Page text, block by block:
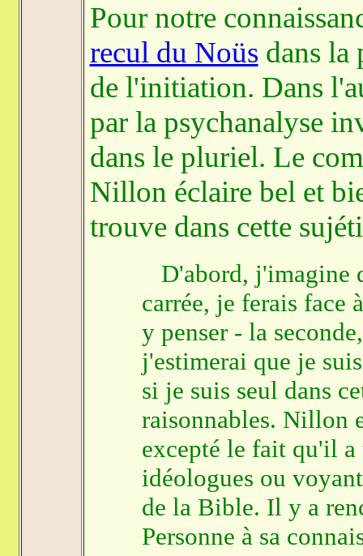
Pour notre
recul du Noüs dans la
de l'initiation. Dans
par la psychanalyse
dans le pluriel. Le
Nillon éclaire bel et
trouve dans cette
D'abord, j'imagine
carrée, je ferais face
y penser - la
j'estimerai que je
si je suis seul dans
raisonnables. Nillon
excepté le fait qu'il a
idéologues ou
de la Bible. Il y a
Personne à sa